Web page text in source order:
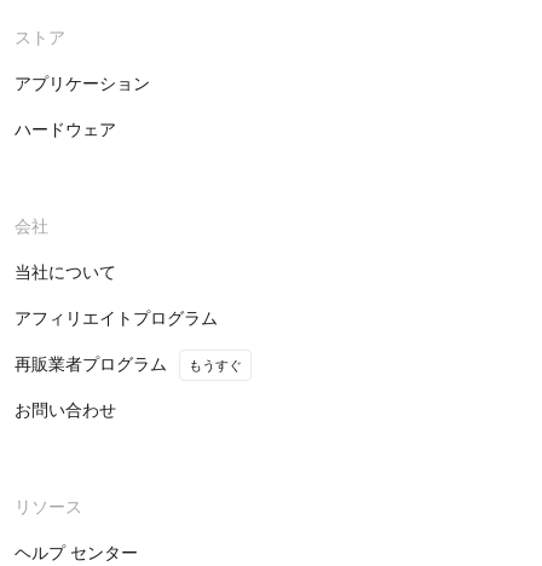
ストア
アプリケーション
ハードウェア
会社
当社について
アフィリエイトプログラム
再販業者プログラム
もうすぐ
お問い合わせ
リソース
ヘルプ センター